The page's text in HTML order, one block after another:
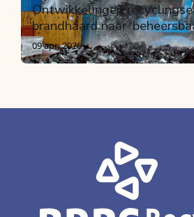
Ontwikkelingen
brandhaard naar
09 apr. 2026